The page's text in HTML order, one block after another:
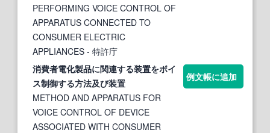
PERFORMING VOICE CONTROL OF
APPARATUS CONNECTED TO
CONSUMER ELECTRIC
APPLIANCES - 特許庁
消費者電化製品に関連する装置をボイ
ス制御する方法及び装置
METHOD AND APPARATUS FOR
VOICE CONTROL OF DEVICE
ASSOCIATED WITH CONSUMER
例文帳に追加